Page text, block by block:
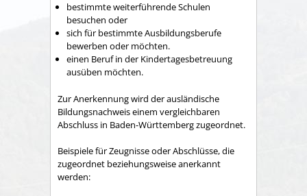
bestimmte weiterführende Schulen
besuchen oder
sich für bestimmte Ausbildungsberufe
bewerben oder möchten.
einen Beruf in der Kindertagesbetreuung
ausüben möchten.
Zur Anerkennung wird der ausländische
Bildungsnachweis einem vergleichbaren
Abschluss in Baden-Württemberg zugeordnet.
Beispiele für Zeugnisse oder Abschlüsse, die
zugeordnet beziehungsweise anerkannt
werden: